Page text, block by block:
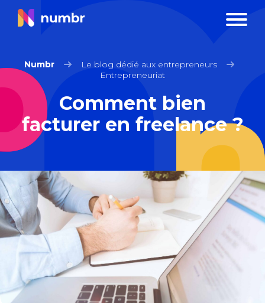
Numbr
Le blog dédié aux entrepreneurs
Entrepreneuriat
Comment bien
facturer en freelance ?